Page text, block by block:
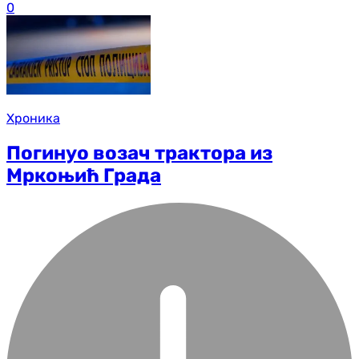
0
Хроника
Погинуо возач трактора из
Мркоњић Града